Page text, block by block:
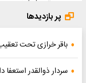
پر بازدیدها
باقر خرازی تحت
سردار ذوالقدر